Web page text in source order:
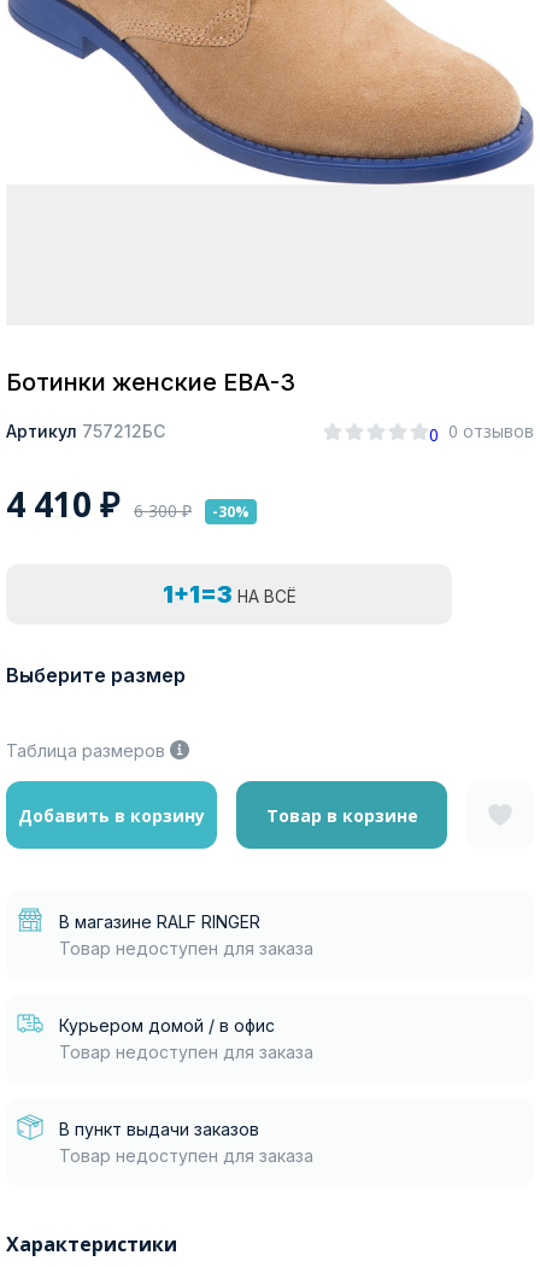
Ботинки женские ЕВА-3
Артикул 757212БС 0 0 отзывов
4 410 ₽ 6 300₽ -30%
1+1=3 НА ВСЁ
Выберите размер
Таблица размеров
Добавить в корзину Товар в корзине
В магазине RALF RINGER
Товар недоступен для заказа
Курьером домой / в офис
Товар недоступен для заказа
В пункт выдачи заказов
Товар недоступен для заказа
Характеристики